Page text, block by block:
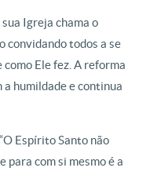
Igreja chama o
convidando todos a se
Ele fez. A reforma
a humildade e continua
Espírito Santo não
para com si mesmo é a